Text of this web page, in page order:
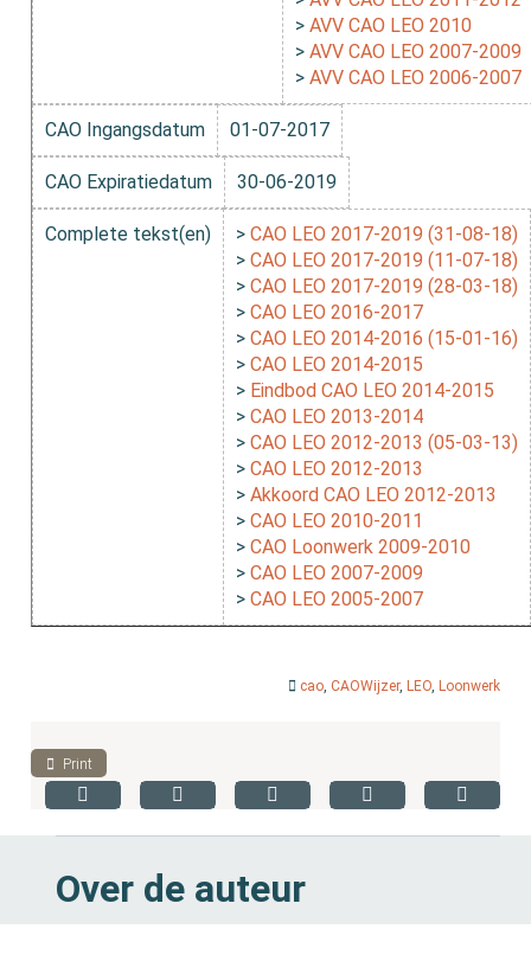
>AVV CAO LEO 2010
>AVV CAO LEO 2007-2009
>AVV CAO LEO 2006-2007
CAO Ingangsdatum 01-07-2017
CAO Expiratiedatum 30-06-2019
Complete tekst(en) >CAO LEO 2017-2019 (31-08-18)
>CAO LEO 2017-2019 (11-07-18)
>CAO LEO 2017-2019 (28-03-18)
>CAO LEO 2016-2017
>CAO LEO 2014-2016 (15-01-16)
>CAO LEO 2014-2015
> Eindbod CAO LEO 2014-2015
>CAO LEO 2013-2014
>CAO LEO 2012-2013 (05-03-13)
>CAO LEO 2012-2013
>Akkoord CAO LEO 2012-2013
>CAO LEO 2010-2011
>CAO Loonwerk 2009-2010
>CAO LEO 2007-2009
>CAO LEO 2005-2007
cao, CAOWijzer, LEO, Loonwerk
Print
Over de auteur